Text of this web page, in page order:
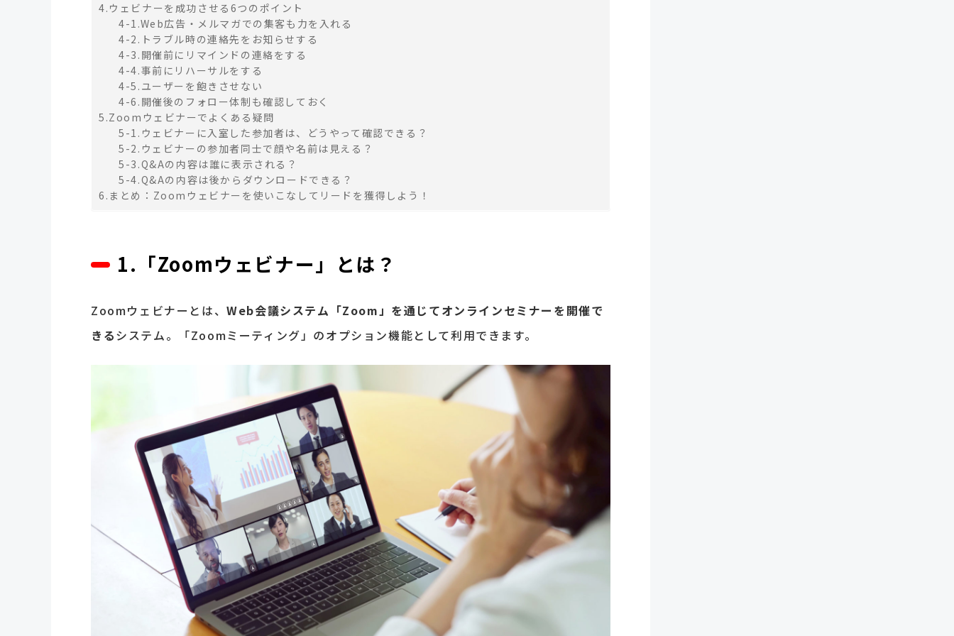
4.ウェビナーを成功させる6つのポイント
4-1.Web広告・メルマガでの集客も力を入れる
4-2.トラブル時の連絡先をお知らせする
4-3.開催前にリマインドの連絡をする
4-4.事前にリハーサルをする
4-5.ユーザーを飽きさせない
4-6.開催後のフォロー体制も確認しておく
5.Zoomウェビナーでよくある疑問
5-1.ウェビナーに入室した参加者は、どうやって確認できる？
5-2.ウェビナーの参加者同士で顔や名前は見える？
5-3.Q&Aの内容は誰に表示される？
5-4.Q&Aの内容は後からダウンロードできる？
6.まとめ：Zoomウェビナーを使いこなしてリードを獲得しよう！
1.「Zoomウェビナー」とは？
Zoomウェビナーとは、Web会議システム「Zoom」を通じてオンラインセミナーを開催で
きるシステム。「Zoomミーティング」のオプション機能として利用できます。